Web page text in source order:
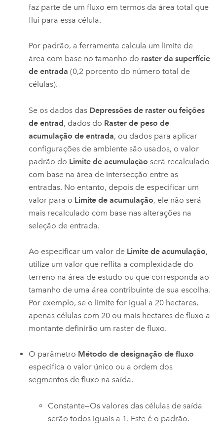
faz parte de um fluxo em termos da área total que
flui para essa célula.
Por padrão, a ferramenta calcula um limite de
área com base no tamanho do raster da superfície
de entrada (0,2 porcento do número total de
células).
Se os dados das Depressões de raster ou feições
de entrad, dados do Raster de peso de
acumulação de entrada, ou dados para aplicar
configurações de ambiente são usados, o valor
padrão do Limite de acumulação será recalculado
com base na área de intersecção entre as
entradas. No entanto, depois de especificar um
valor para o Limite de acumulação, ele não será
mais recalculado com base nas alterações na
seleção de entrada.
Ao especificar um valor de Limite de acumulação,
utilize um valor que reflita a complexidade do
terreno na área de estudo ou que corresponda ao
tamanho de uma área contribuinte de sua escolha.
Por exemplo, se o limite for igual a 20 hectares,
apenas células com 20 ou mais hectares de fluxo a
montante definirão um raster de fluxo.
O parâmetro Método de designação de fluxo
especifica o valor único ou a ordem dos
segmentos de fluxo na saída.
Constante—Os valores das células de saída
serão todos iguais a 1. Este é o padrão.